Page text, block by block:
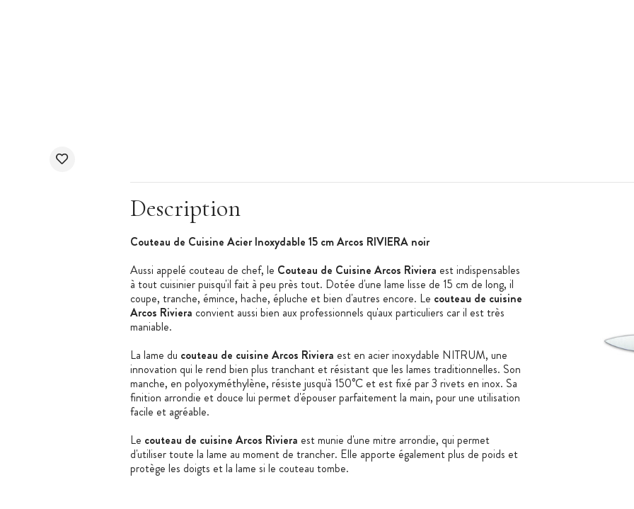
Description
Couteau de Cuisine Acier Inoxydable 15 cm Arcos RIVIERA noir
Aussi appelé couteau de chef, le Couteau de Cuisine Arcos Riviera est indispensables
à tout cuisinier puisqu'il fait à peu près tout. Dotée d'une lame lisse de 15 cm de long, il
coupe, tranche, émince, hache, épluche et bien d'autres encore. Le couteau de cuisine
Arcos Riviera convient aussi bien aux professionnels qu'aux particuliers car il est très
maniable.
La lame du couteau de cuisine Arcos Riviera est en acier inoxydable NITRUM, une
innovation qui le rend bien plus tranchant et résistant que les lames traditionnelles. Son
manche, en polyoxyméthylène, résiste jusqu'à 150°C et est fixé par 3 rivets en inox. Sa
finition arrondie et douce lui permet d'épouser parfaitement la main, pour une utilisation
facile et agréable.
Le couteau de cuisine Arcos Riviera est munie d'une mitre arrondie, qui permet
d'utiliser toute la lame au moment de trancher. Elle apporte également plus de poids et
protège les doigts et la lame si le couteau tombe.